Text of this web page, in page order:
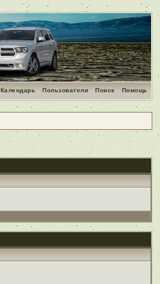
Помощь
Поиск
Пользователи
Календарь